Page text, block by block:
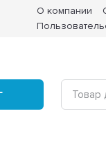
О компании